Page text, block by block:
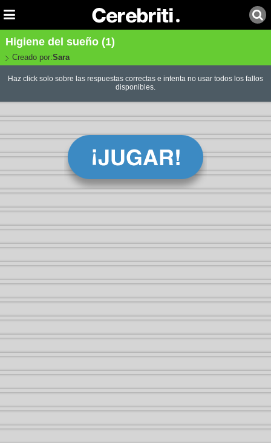
Higiene del sueño (1)
Creado por:Sara
Haz click solo sobre las respuestas correctas e intenta no usar todos los fallos
disponibles.